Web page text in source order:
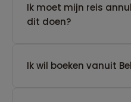
Ik moet mijn reis
dit doen?
Ik wil boeken vanuit